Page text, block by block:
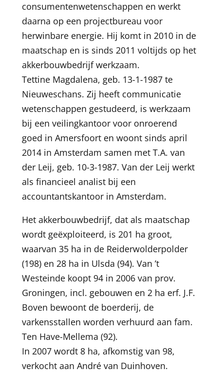
consumentenwetenschappen en werkt
daarna op een projectbureau voor
herwinbare energie. Hij komt in 2010 in de
maatschap en is sinds 2011 voltijds op het
akkerbouwbedrijf werkzaam.
Tettine Magdalena, geb. 13-1-1987 te
Nieuweschans. Zij heeft communicatie
wetenschappen gestudeerd, is werkzaam
bij een veilingkantoor voor onroerend
goed in Amersfoort en woont sinds april
2014 in Amsterdam samen met T.A. van
der Leij, geb. 10-3-1987. Van der Leij werkt
als financieel analist bij een
accountantskantoor in Amsterdam.
Het akkerbouwbedrijf, dat als maatschap
wordt geëxploiteerd, is 201 ha groot,
waarvan 35 ha in de Reiderwolderpolder
(198) en 28 ha in Ulsda (94). Van ’t
Westeinde koopt 94 in 2006 van prov.
Groningen, incl. gebouwen en 2 ha erf. J.F.
Boven bewoont de boerderij, de
varkensstallen worden verhuurd aan fam.
Ten Have-Mellema (92).
In 2007 wordt 8 ha, afkomstig van 98,
verkocht aan André van Duinhoven.